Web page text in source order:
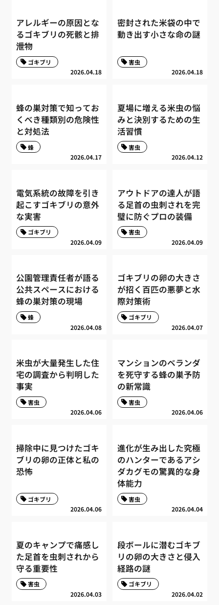
アレルギーの原因とな
るゴキブリの死骸と排
泄物
2026.04.18
ゴキブリ
密封された米袋の中で
動き出す小さな命の謎
2026.04.18
害虫
蜂の巣対策で知ってお
くべき種類別の危険性
と対処法
2026.04.17
蜂
夏場に増える米虫の悩
みと決別するための生
活習慣
2026.04.12
害虫
電気系統の故障を引き
起こすゴキブリの意外
な実害
2026.04.09
ゴキブリ
アウトドアの達人が語
る足首の虫刺されを完
璧に防ぐプロの装備
2026.04.09
害虫
公園管理責任者が語る
公共スペースにおける
蜂の巣対策の現場
2026.04.08
蜂
ゴキブリの卵の大きさ
が招く百匹の悪夢と水
際対策術
2026.04.07
ゴキブリ
米虫が大量発生した住
宅の調査から判明した
事実
2026.04.06
害虫
マンションのベランダ
を死守する蜂の巣予防
の新常識
2026.04.06
害虫
掃除中に見つけたゴキ
ブリの卵の正体と私の
恐怖
2026.04.06
ゴキブリ
進化が生み出した究極
のハンターであるアシ
ダカグモの驚異的な身
体能力
2026.04.04
害虫
夏のキャンプで痛感し
た足首を虫刺されから
守る重要性
2026.04.03
害虫
段ボールに潜むゴキブ
リの卵の大きさと侵入
経路の謎
2026.04.02
ゴキブリ